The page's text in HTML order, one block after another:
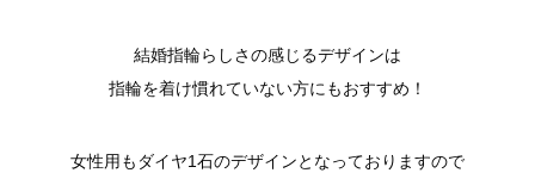
結婚指輪らしさの感じるデザインは
指輪を着け慣れていない方にもおすすめ！
女性用もダイヤ1石のデザインとなっておりますので